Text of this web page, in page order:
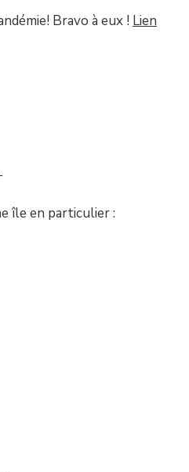
Bravo à eux ! Lien
île en particulier :